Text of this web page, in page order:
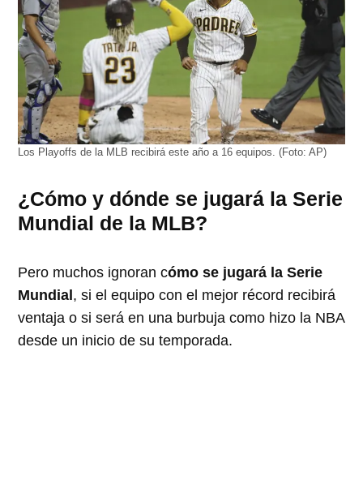
Los Playoffs de la MLB recibirá este año a 16 equipos. (Foto: AP)
¿Cómo y dónde se jugará la Serie
Mundial de la MLB?
Pero muchos ignoran cómo se jugará la Serie
Mundial , si el equipo con el mejor récord recibirá
ventaja o si será en una burbuja como hizo la NBA
desde un inicio de su temporada.